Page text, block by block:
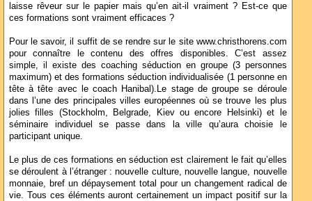
laisse rêveur sur le papier mais qu’en ait-il vraiment ? Est-ce que
ces formations sont vraiment efficaces ?
Pour le savoir, il suffit de se rendre sur le site www.christhorens.com
pour connaître le contenu des offres disponibles. C’est assez
simple, il existe des coaching séduction en groupe (3 personnes
maximum) et des formations séduction individualisée (1 personne en
tête à tête avec le coach Hanibal).Le stage de groupe se déroule
dans l’une des principales villes européennes où se trouve les plus
jolies filles (Stockholm, Belgrade, Kiev ou encore Helsinki) et le
séminaire individuel se passe dans la ville qu’aura choisie le
participant unique.
Le plus de ces formations en séduction est clairement le fait qu’elles
se déroulent à l’étranger : nouvelle culture, nouvelle langue, nouvelle
monnaie, bref un dépaysement total pour un changement radical de
vie. Tous ces éléments auront certainement un impact positif sur la